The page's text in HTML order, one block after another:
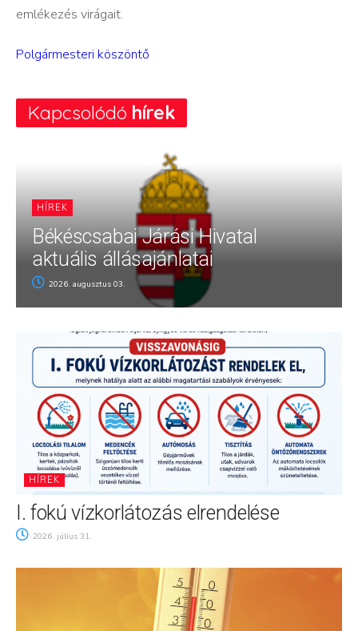
emlékezés virágait.
Polgármesteri köszöntő
Kapcsolódó hírek
HÍREK
Békéscsabai Járási Hivatal
aktuális állásajánlatai
2026. augusztus 03.
HÍREK
I. fokú vízkorlátozás elrendelése
2026. július 31.